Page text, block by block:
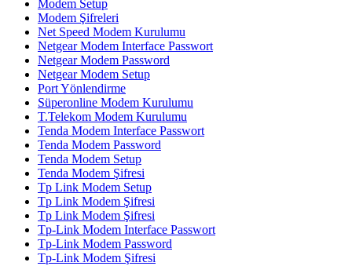
Modem Setup
Modem Şifreleri
Net Speed Modem Kurulumu
Netgear Modem Interface Passwort
Netgear Modem Password
Netgear Modem Setup
Port Yönlendirme
Süperonline Modem Kurulumu
T.Telekom Modem Kurulumu
Tenda Modem Interface Passwort
Tenda Modem Password
Tenda Modem Setup
Tenda Modem Şifresi
Tp Link Modem Setup
Tp Link Modem Şifresi
Tp Link Modem Şifresi
Tp-Link Modem Interface Passwort
Tp-Link Modem Password
Tp-Link Modem Şifresi